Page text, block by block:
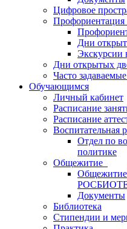
Цифровое
Профориентация
Дни
Дни открытых
Часто
Обучающимся
Личный кабинет
Расписание
Расписание
Воспитательная
Отдел по
политике
Общежитие
Документы
Библиотека
Стипендии и